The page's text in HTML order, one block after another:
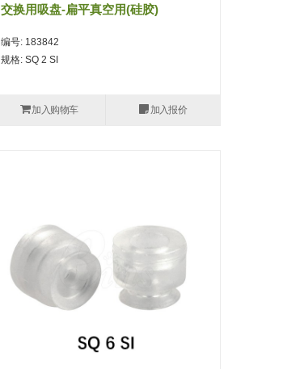
交换用吸盘-扁平真空用(硅胶)
编号: 183842
规格: SQ 2 SI
加入购物车 加入报价